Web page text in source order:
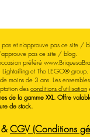
et n'approuve pas ce site /
pas ce site / blog.
préféré
et The LEGO® group.
moins de 3 ans. Les
des conditions d'utilisation
de la gamme XXL. Offre
de stock.
&CGV (Conditions